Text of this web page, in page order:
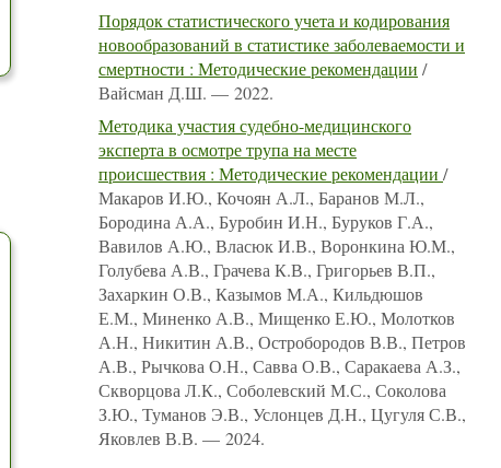
Порядок статистического учета и кодирования
новообразований в статистике заболеваемости и
смертности : Методические рекомендации /
Вайсман Д.Ш. — 2022.
Методика участия судебно-медицинского
эксперта в осмотре трупа на месте
происшествия : Методические рекомендации /
Макаров И.Ю., Кочоян А.Л., Баранов М.Л.,
Бородина А.А., Буробин И.Н., Буруков Г.А.,
Вавилов А.Ю., Власюк И.В., Воронкина Ю.М.,
Голубева А.В., Грачева К.В., Григорьев В.П.,
Захаркин О.В., Казымов М.А., Кильдюшов
Е.М., Миненко А.В., Мищенко Е.Ю., Молотков
А.Н., Никитин А.В., Остробородов В.В., Петров
А.В., Рычкова О.Н., Савва О.В., Саракаева А.З.,
Скворцова Л.К., Соболевский М.С., Соколова
З.Ю., Туманов Э.В., Услонцев Д.Н., Цугуля С.В.,
Яковлев В.В. — 2024.